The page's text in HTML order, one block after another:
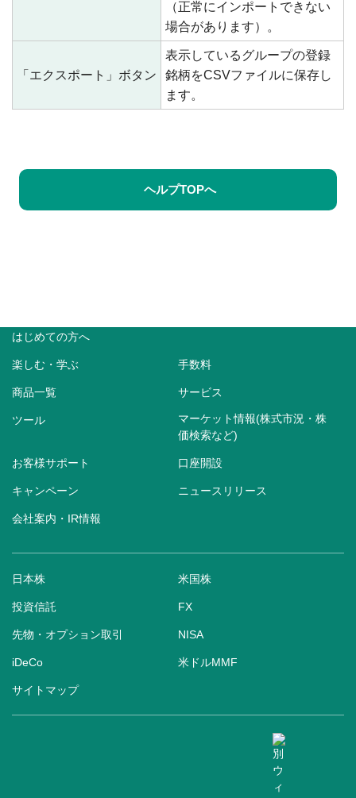
（正常にインポートできない
場合があります）。
「エクスポート」ボタン
表示しているグループの登録
銘柄をCSVファイルに保存し
ます。
ヘルプTOPへ
はじめての方へ
楽しむ・学ぶ 手数料
商品一覧 サービス
ツール
マーケット情報(株式市況・株
価検索など)
お客様サポート 口座開設
キャンペーン ニュースリリース
会社案内・IR情報
日本株 米国株
投資信託 FX
先物・オプション取引 NISA
iDeCo 米ドルMMF
サイトマップ